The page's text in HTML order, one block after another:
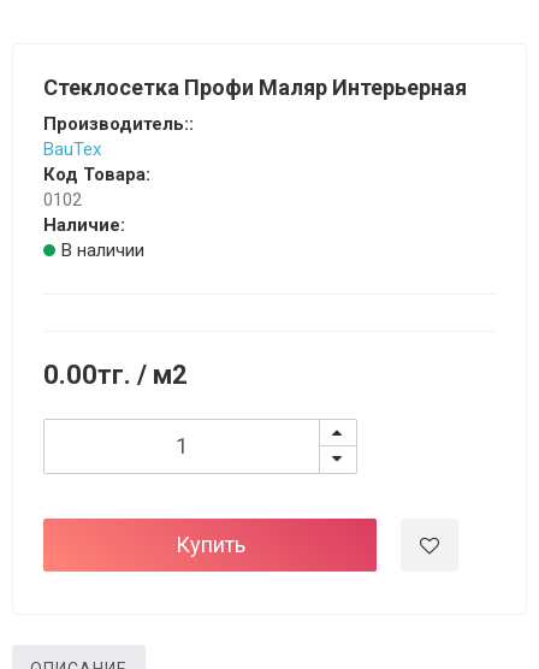
Стеклосетка Профи Маляр Интерьерная
Производитель::
BauTex
Код Товара:
0102
Наличие:
В наличии
0.00тг. / м2
Купить